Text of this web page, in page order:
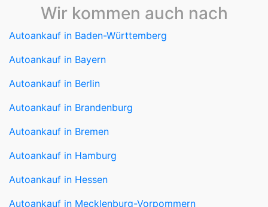
Autoankauf in Baden-Württemberg
Autoankauf in Bayern
Autoankauf in Berlin
Autoankauf in Brandenburg
Autoankauf in Bremen
Autoankauf in Hamburg
Autoankauf in Hessen
Autoankauf in Mecklenburg-Vorpommern
Autoankauf in Niedersachsen